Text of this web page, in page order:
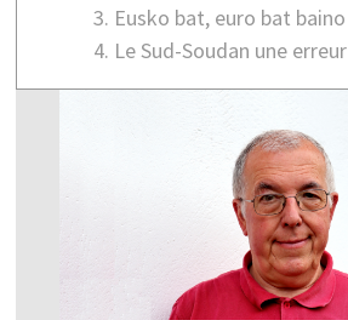
Eusko bat, euro bat
Le Sud-Soudan une